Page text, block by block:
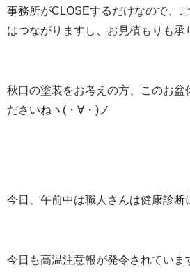
事務所がCLOSEするだけなので、
はつながりますし、お見積もりも承
秋口の塗装をお考えの方、このお盆
ださいねヽ(・∀・)ノ
今日、午前中は職人さんは健康診断
今日も高温注意報が発令されていま